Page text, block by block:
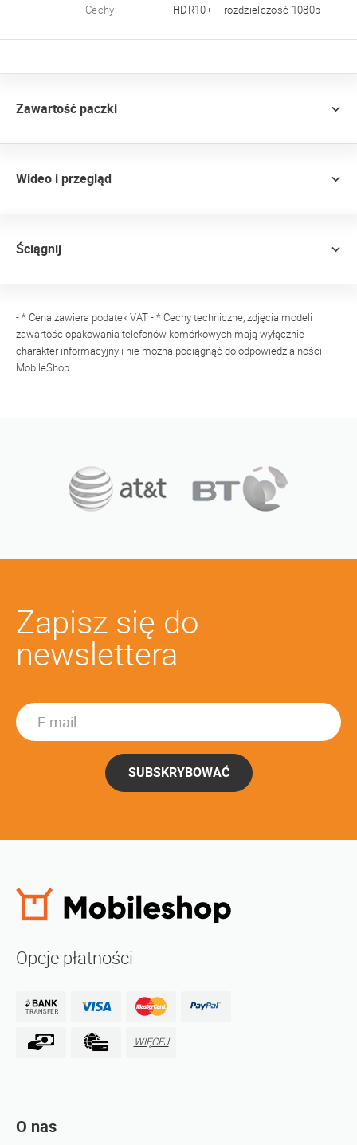
Cechy:
HDR10+ – rozdzielczość 1080p
Zawartość paczki
Wideo i przegląd
Ściągnij
- * Cena zawiera podatek VAT - * Cechy techniczne, zdjęcia modeli i
zawartość opakowania telefonów komórkowych mają wyłącznie
charakter informacyjny i nie można pociągnąć do odpowiedzialności
MobileShop.
Zapisz się do
newslettera
SUBSKRYBOWAĆ
Opcje płatności
WIĘCEJ
O nas